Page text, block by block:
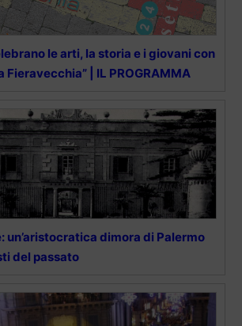
le arti, la storia e i giovani con
Fieravecchia” | IL PROGRAMMA
un’aristocratica dimora di Palermo
del passato